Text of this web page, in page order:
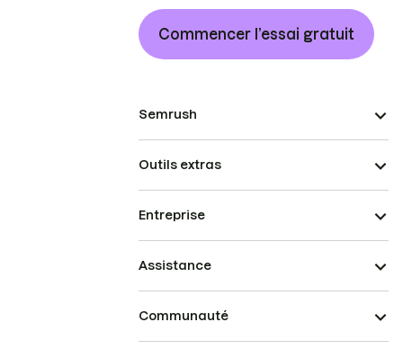
Commencer l’essai gratuit
Semrush
Outils extras
Entreprise
Assistance
Communauté